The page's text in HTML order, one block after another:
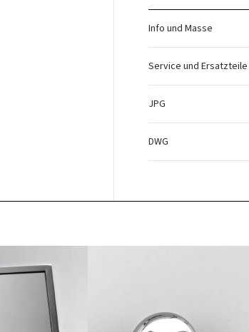
Info und Masse
Service und Ersatzteile
JPG
DWG